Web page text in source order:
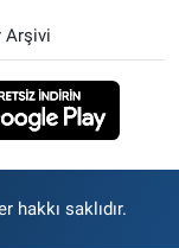
Arşivi
hakkı saklıdır.